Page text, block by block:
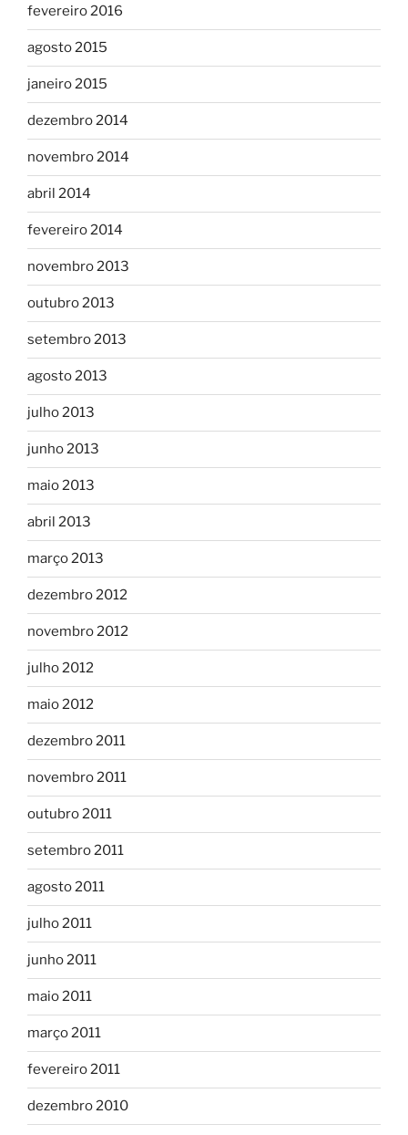
fevereiro 2016
agosto 2015
janeiro 2015
dezembro 2014
novembro 2014
abril 2014
fevereiro 2014
novembro 2013
outubro 2013
setembro 2013
agosto 2013
julho 2013
junho 2013
maio 2013
abril 2013
março 2013
dezembro 2012
novembro 2012
julho 2012
maio 2012
dezembro 2011
novembro 2011
outubro 2011
setembro 2011
agosto 2011
julho 2011
junho 2011
maio 2011
março 2011
fevereiro 2011
dezembro 2010